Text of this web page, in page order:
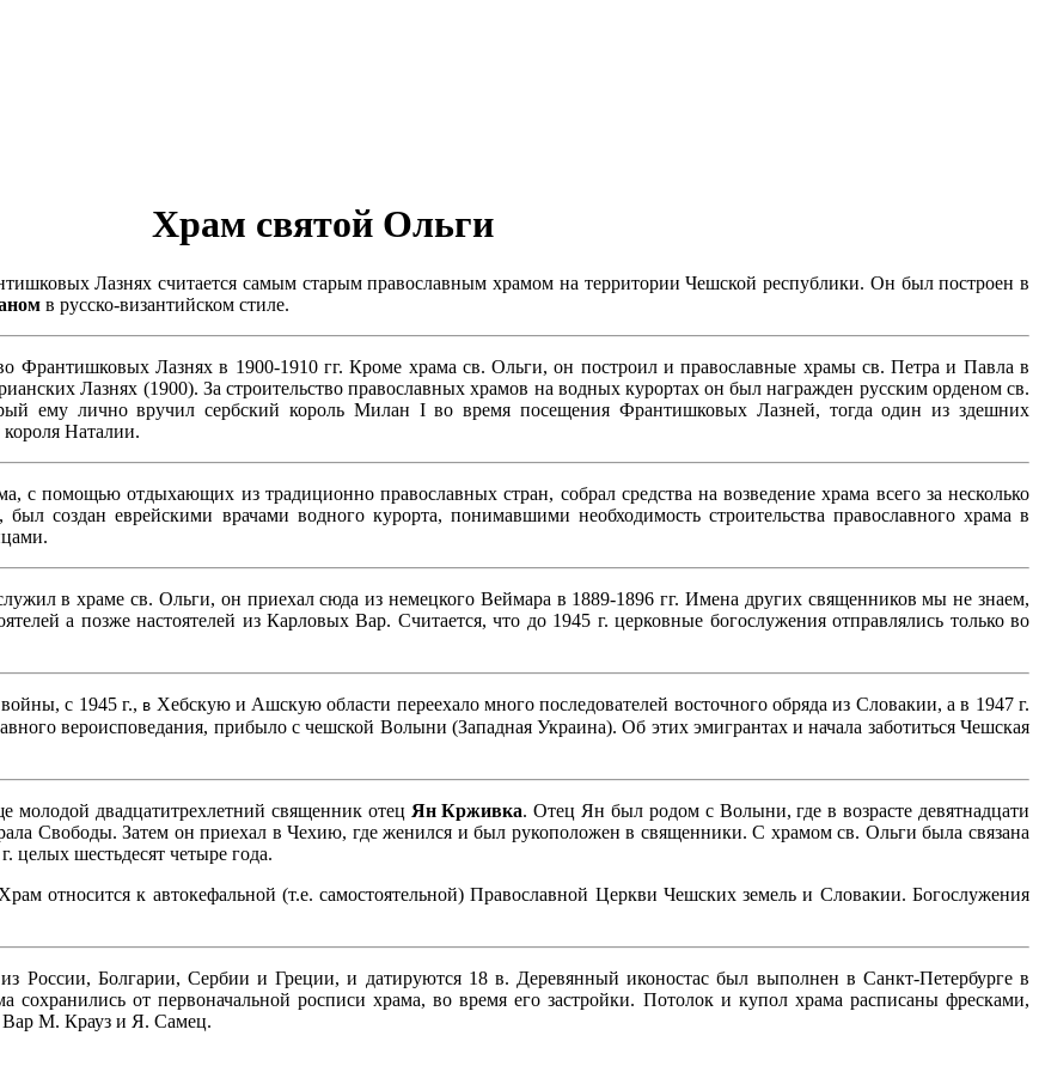
Храм святой Ольги
Лазнях считается самым старым православным храмом на территории Чешской республики. Он был построен в
в русско-византийском стиле.
Франтишковых Лазнях в 1900-1910 гг. Кроме храма св. Ольги, он построил и православные храмы св. Петра и Павла в
Лазнях (1900). За строительство православных храмов на водных курортах он был награжден русским орденом св.
ему лично вручил сербский король Милан I во время посещения Франтишковых Лазней, тогда один из здешних
Наталии.
c помощью отдыхающих из традиционно православных стран, собрал средства на возведение храма всего за несколько
, был создан еврейскими врачами водного курорта, понимавшими необходимость строительства православного храма в
в храме св. Ольги, он приехал сюда из немецкого Веймара в 1889-1896 гг. Имена других священников мы не знаем,
а позженастоятелей из Карловых Вар. Считается, что до 1945 г. церковные богослужения отправлялись только во
с 1945 г., в Хебскую и Ашскую области переехало много последователей восточного обряда из Словакии, а в 1947 г.
вероисповедания, прибыло с чешской Волыни (Западная Украина). Об этих эмигрантах и начала заботиться Чешская
молодой двадцатитрехлетний священник отец Ян Крживка. Отец Ян был родом с Волыни, где в возрасте девятнадцати
Свободы. Затем он приехал в Чехию, где женился и был рукоположен в священники. С храмом св. Ольги была связана
целых шестьдесят четыре года.
Храм относится к автокефальной (т.е. самостоятельной) Православной Церкви Чешских земель и Словакии. Богослужения
Болгарии, Сербии и Греции, и датируются 18 в. Деревянный иконостас был выполнен в Санкт-Петербурге в
от первоначальной росписи храма, во время его застройки. Потолок и купол храма расписаны фресками,
Вар М. Крауз и Я. Самец.